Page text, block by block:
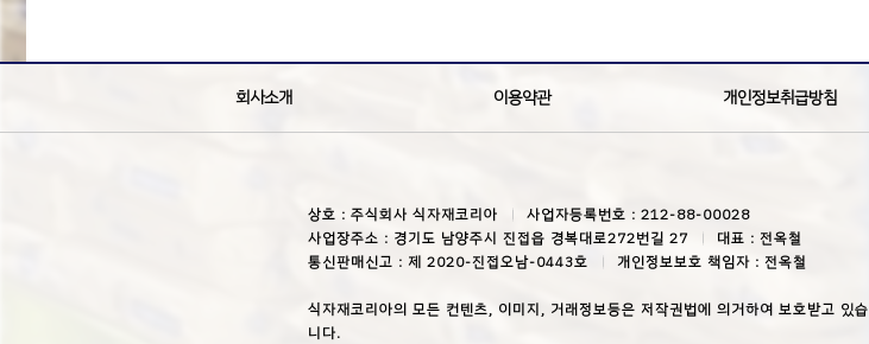
회사소개 이용약관 개인정보취급방침
상호 : 주식회사 식자재코리아
사업자등록번호 : 212-88-00028
사업장주소 : 경기도 남양주시 진접읍 경복대로272번길 27
대표 : 전옥철
통신판매신고 : 제 2020-진접오남-0443호
개인정보보호 책임자 : 전옥철
식자재코리아의 모든 컨텐츠, 이미지, 거래정보등은 저작권법에 의거하여 보호받고 있습
니다.